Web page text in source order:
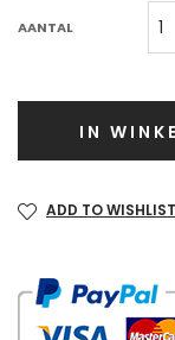
AANTAL
IN
ADD TO WISHLIST